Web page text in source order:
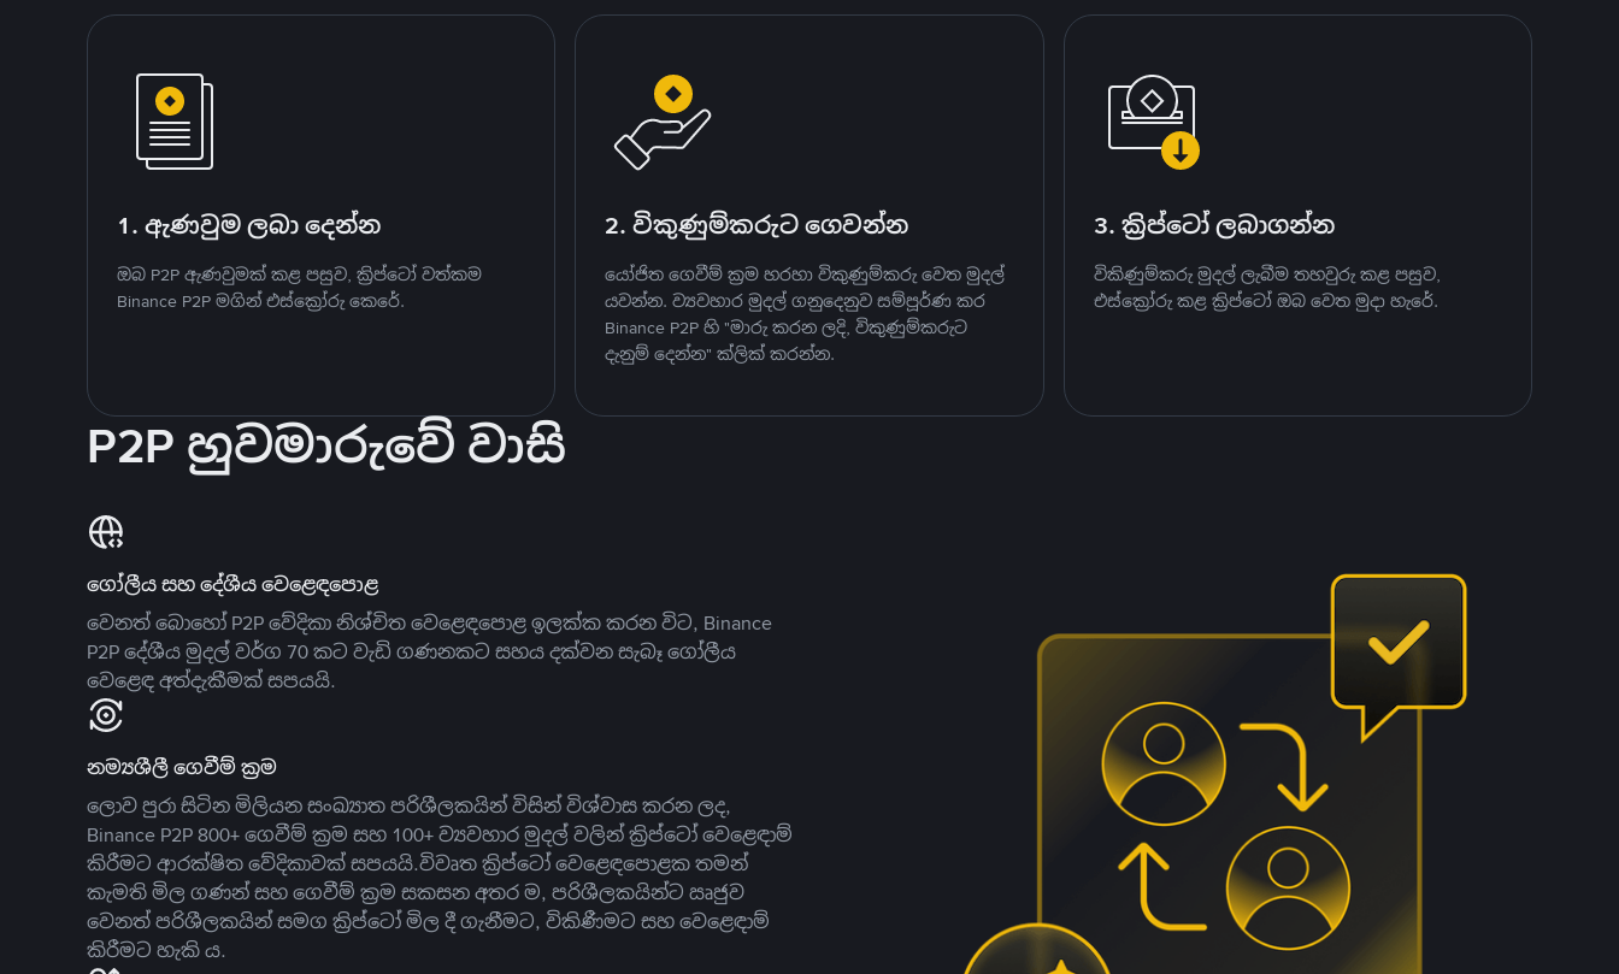
1. ඇණවුම ලබා දෙන්න
ඔබ P2P ඇණවුමක් කළ පසුව, ක්‍රිප්ටෝ වත්කම
Binance P2P මගින් එස්ක්‍රෝරු කෙරේ.
2. විකුණුම්කරුට ගෙවන්න
යෝජිත ගෙවීම් ක්‍රම හරහා විකුණුම්කරු වෙත මුදල්
යවන්න. ව්‍යවහාර මුදල් ගනුදෙනුව සම්පූර්ණ කර
Binance P2P හි "මාරු කරන ලදි, විකුණුම්කරුට
දැනුම් දෙන්න" ක්ලික් කරන්න.
3. ක්‍රිප්ටෝ ලබාගන්න
විකිණුම්කරු මුදල් ලැබීම තහවුරු කළ පසුව,
එස්ක්‍රෝරු කළ ක්‍රිප්ටෝ ඔබ වෙත මුදා හැරේ.
P2P හුවමාරුවේ වාසි
ගෝලීය සහ දේශීය වෙළෙඳපොළ
වෙනත් බොහෝ P2P වේදිකා නිශ්චිත වෙළෙඳපොළ ඉලක්ක කරන විට, Binance
P2P දේශීය මුදල් වර්ග 70 කට වැඩි ගණනකට සහය දක්වන සැබෑ ගෝලීය
වෙළෙඳ අත්දැකීමක් සපයයි.
නම්‍යශීලී ගෙවීම් ක්‍රම
ලොව පුරා සිටින මිලියන සංඛ්‍යාත පරිශීලකයින් විසින් විශ්වාස කරන ලද,
Binance P2P 800+ ගෙවීම් ක්‍රම සහ 100+ ව්‍යවහාර මුදල් වලින් ක්‍රිප්ටෝ වෙළෙඳාම්
කිරීමට ආරක්ෂිත වේදිකාවක් සපයයි.විවෘත ක්‍රිප්ටෝ වෙළෙඳපොළක තමන්
කැමති මිල ගණන් සහ ගෙවීම් ක්‍රම සකසන අතර ම, පරිශීලකයින්ට ඍජුව
වෙනත් පරිශීලකයින් සමග ක්‍රිප්ටෝ මිල දී ගැනීමට, විකිණීමට සහ වෙළෙඳාම්
කිරීමට හැකි ය.